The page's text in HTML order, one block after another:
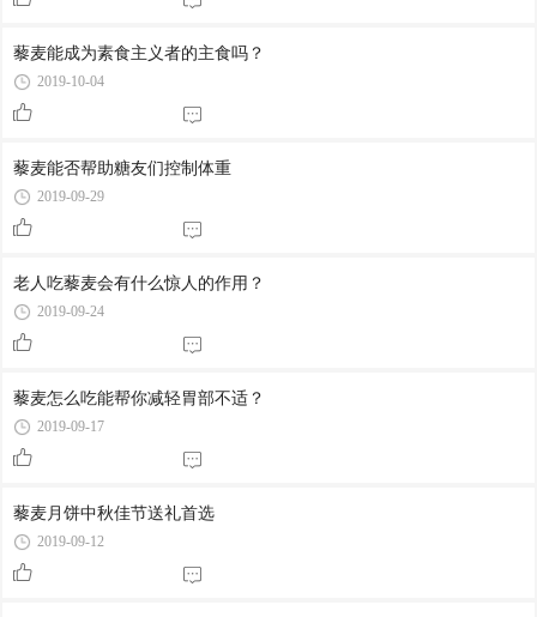
藜麦能成为素食主义者的主食吗？
2019-10-04
藜麦能否帮助糖友们控制体重
2019-09-29
老人吃藜麦会有什么惊人的作用？
2019-09-24
藜麦怎么吃能帮你减轻胃部不适？
2019-09-17
藜麦月饼中秋佳节送礼首选
2019-09-12